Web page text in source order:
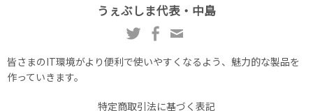
うぇぶしま代表・中島
皆さまのIT環境がより便利で使いやすくなるよう、魅力的な製品を
作っていきます。
特定商取引法に基づく表記